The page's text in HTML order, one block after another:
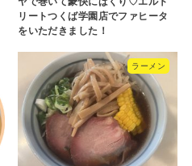
リートつくば学園店でファヒータ
をいただきました！
ラーメン